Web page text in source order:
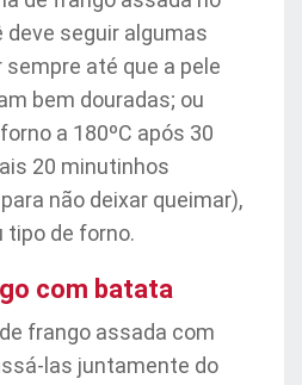
seguir algumas
até que a pele
bem douradas; ou
a 180ºC após 30
20 minutinhos
não deixar queimar),
tipo de forno.
com batata
frango assada com
las juntamente do